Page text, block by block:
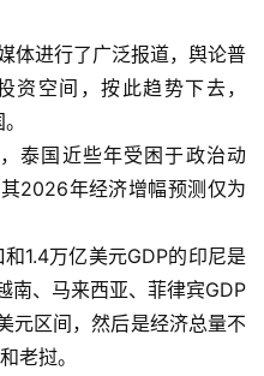
体进行了广泛报道，舆论普
资空间，按此趋势下去，
泰国近些年受困于政治动
2026年经济增幅预测仅为
1.4万亿美元GDP的印尼是
南、马来西亚、菲律宾GDP
区间，然后是经济总量不
老挝。